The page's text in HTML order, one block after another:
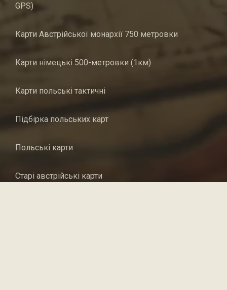
GPS)
Карти Австрійської монархії 750 метровки
Карти німецькі 500-метровки (1км)
Карти польські тактичні
Підбірка польських карт
Польські карти
Старі австрійські карти